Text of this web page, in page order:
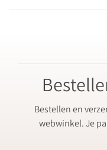
Bestellen en
webwinkel. Je